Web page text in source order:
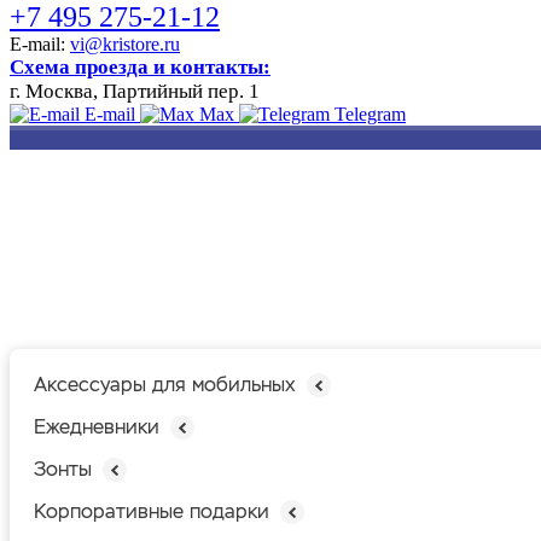
+7 495 275-21-12
E-mail: vi@kristore.ru
Схема проезда и контакты:
г. Москва, Партийный пер. 1
E-mail Max Telegram
Аксессуары для мобильных
Ежедневники
Зонты
Корпоративные подарки